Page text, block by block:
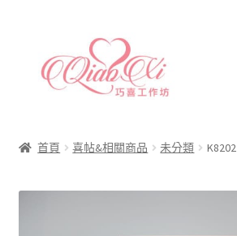
容喜帖&相關商品
首頁 喜帖&相關商品 未分類 K8202